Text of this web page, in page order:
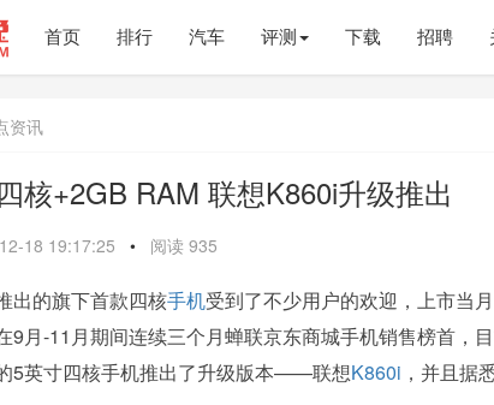
首页 排行 汽车 评测 下载 招聘
资讯
核+2GB RAM 联想K860i升级推出
18 19:17:25 • 阅读 935
出的旗下首款四核手机受到了不少用户的欢迎，上市当
9月-11月期间连续三个月蝉联京东商城手机销售榜首，
5英寸四核手机推出了升级版本——联想K860i ，并且据